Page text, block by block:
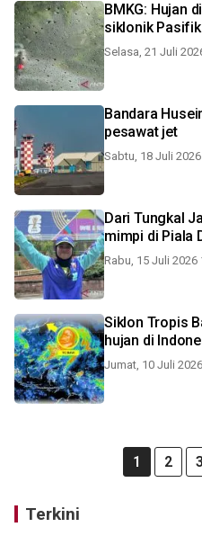
BMKG: Hujan
siklonik
Selasa, 21 Juli
Bandara
pesawat jet
Sabtu, 18 Juli
Dari Tungkal
mimpi di Piala
Rabu, 15 Juli 2026
Siklon Tropis
hujan di
Jumat, 10 Juli
1 2 3
Terkini